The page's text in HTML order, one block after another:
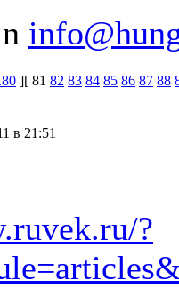
][ 81 82 83 84 85 86 87 88
в 21:51
?